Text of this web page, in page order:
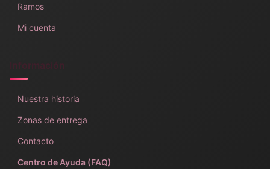
Ramos
Mi cuenta
Información
Nuestra historia
Zonas de entrega
Contacto
Centro de Ayuda (FAQ)